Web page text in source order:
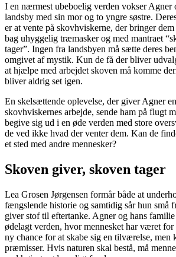
I en nærmest ubeboelig verden vokser Agner
landsby med sin mor og to yngre søstre.
er at vente på skovhviskerne, der bringer
bag uhyggelig træmasker og med mantraet
tager”. Ingen fra landsbyen må sætte deres
omgivet af mystik. Kun de få der bliver
at hjælpe med arbejdet skoven må komme
bliver aldrig set igen.
En skelsættende oplevelse, der giver Agner
skovhviskernes arbejde, sende ham på flugt
begive sig ud i en øde verden med store
de ved ikke hvad der venter dem. Kan de
et sted med andre mennesker?
Skoven giver, skoven tager
Lea Grosen Jørgensen formår både at
fængslende historie og samtidig sår hun små
giver stof til eftertanke. Agner og hans
ødelagt verden, hvor mennesket har været
ny chance for at skabe sig en tilværelse, men
præmisser. Hvis naturen skal bestå, må